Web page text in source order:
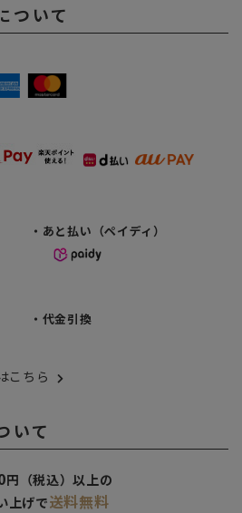
ついて
・あと払い（ペイディ）
・代金引換
こちら
いて
円（税込）以上の
上げで送料無料